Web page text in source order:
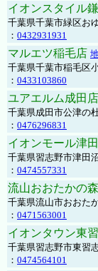
イオンスタイル
千葉県千葉市緑区お
： 0432931931
マルエツ稲毛店
千葉県千葉市稲毛区
： 0433103860
ユアエルム成田店
千葉県成田市公津の
： 0476296831
イオンモール津
千葉県習志野市津田
： 0474557331
流山おおたかの
千葉県流山市おおた
： 0471563001
イオンタウン東
千葉県習志野市東習
： 0474564101